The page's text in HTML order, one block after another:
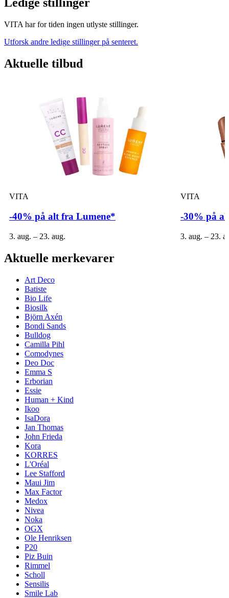
Ledige stillinger
VITA har for tiden ingen utlyste stillinger.
Utforsk andre ledige stillinger på senteret.
Aktuelle tilbud
VITA
-40% på alt fra Lumene*
3. aug. – 23. aug.
VITA
-30% på
3. aug. – 23.
Aktuelle merkevarer
Art Deco
Batiste
Bio Life
Biosilk
Björn Axén
Bondi Sands
Bulldog
Camilla Pihl
Comodynes
Deo Doc
Emma S
Erborian
Essie
Human + Kind
Ikoo
IsaDora
Jan Thomas
John Frieda
Kora
KORRES
L'Oréal
Lee Stafford
Maui Jim
Max Factor
Medox
Nivea
Noka
OGX
Ole Henriksen
P20
Piz Buin
Rimmel
Scholl
Sensilis
Smile Lab